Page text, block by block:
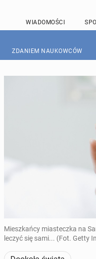
WIADOMOŚCI
ZDANIEM NAUKOWCÓW
Mieszkańcy miasteczka na
leczyć się sami... (Fot. Getty